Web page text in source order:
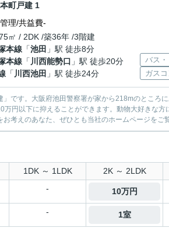
町戸建 1
管理/共益費-
㎡ / 2DK /築36年 /3階建
本線 「池田 」駅 徒歩8分
本線 「 川西能勢口 」駅 徒歩20分
「 川西池田 」駅 徒歩24分
バス・
ガスコ
です。大阪府池田警察署が家から218mのところ
円以下に抑えることができます。動物大好きな
考えのあなた、ぜひとも当社のホームページをご
1DK ～ 1LDK 2K ～ 2LDK
- 10万円
- 1室